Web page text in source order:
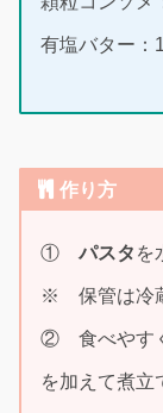
有塩バター：
作り方
① パスタ を
※ 保管は冷
② 食べやす
を加えて煮立